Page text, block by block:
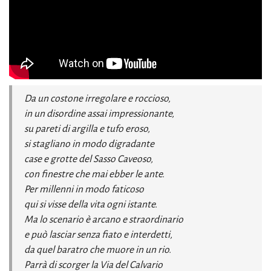
Da un costone irregolare e roccioso,
in un disordine assai impressionante,
su pareti di argilla e tufo eroso,
si stagliano in modo digradante
case e grotte del Sasso Caveoso,
con finestre che mai ebber le ante.
Per millenni in modo faticoso
qui si visse della vita ogni istante.
Ma lo scenario è arcano e straordinario
e può lasciar senza fiato e interdetti,
da quel baratro che muore in un rio.
Parrà di scorger la Via del Calvario